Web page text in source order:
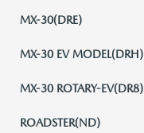
MX-30(DRE)
MX-30 EV MODEL(DRH)
MX-30 ROTARY-EV(DR8)
ROADSTER(ND)